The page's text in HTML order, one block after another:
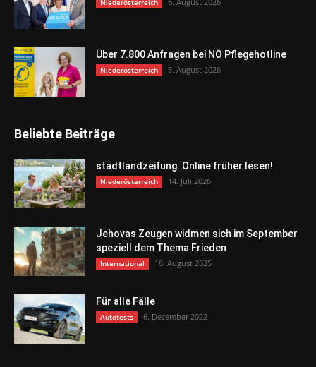
Niederösterreich
Über 7.800 Anfragen bei NÖ Pflegehotline
Niederösterreich 5. August 2026
Beliebte Beiträge
stadtlandzeitung: Online früher lesen!
Niederösterreich 14. Juli 2026
Jehovas Zeugen widmen sich im September
speziell dem Thema Frieden
International 18. August 2025
Für alle Fälle
Autotests 6. Dezember 2022